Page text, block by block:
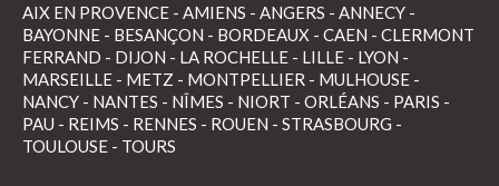
AIX EN PROVENCE - AMIENS - ANGERS - ANNECY -
BAYONNE - BESANÇON - BORDEAUX - CAEN - CLERMONT
FERRAND - DIJON - LA ROCHELLE - LILLE - LYON -
MARSEILLE - METZ - MONTPELLIER - MULHOUSE -
NANCY - NANTES - NÎMES - NIORT - ORLÉANS - PARIS -
PAU - REIMS - RENNES - ROUEN - STRASBOURG -
TOULOUSE - TOURS